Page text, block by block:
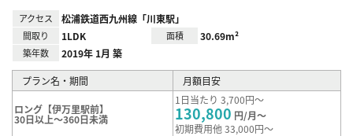
アクセス 松浦鉄道西九州線「川東駅」
間取り 1LDK 面積 30.69m²
築年数 2019年 1月 築
プラン名・期間 月額目安
ロング【伊万里駅前】
30日以上～360日未満
1日当たり 3,700円～
130,800 円/月～
初期費用他 33,000円～